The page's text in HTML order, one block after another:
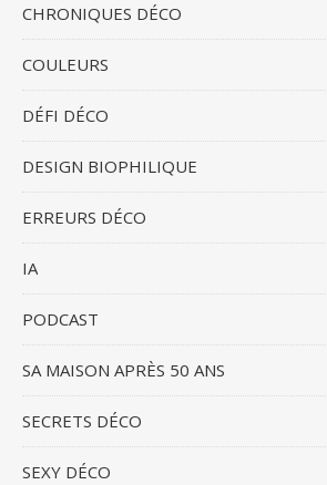
CHRONIQUES DÉCO
COULEURS
DÉFI DÉCO
DESIGN BIOPHILIQUE
ERREURS DÉCO
IA
PODCAST
SA MAISON APRÈS 50 ANS
SECRETS DÉCO
SEXY DÉCO